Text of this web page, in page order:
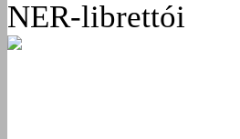
NER-librettói